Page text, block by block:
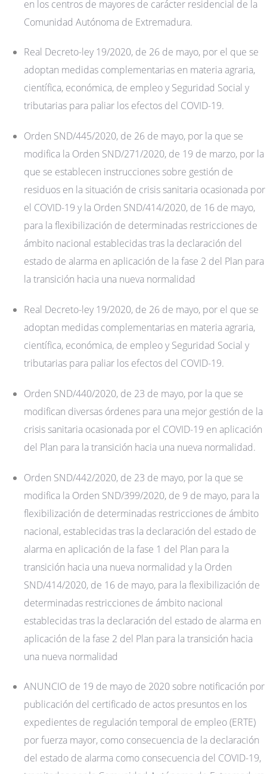
en los centros de mayores de carácter residencial de la
Comunidad Autónoma de Extremadura.
Real Decreto-ley 19/2020, de 26 de mayo, por el que se
adoptan medidas complementarias en materia agraria,
científica, económica, de empleo y Seguridad Social y
tributarias para paliar los efectos del COVID-19.
Orden SND/445/2020, de 26 de mayo, por la que se
modifica la Orden SND/271/2020, de 19 de marzo, por la
que se establecen instrucciones sobre gestión de
residuos en la situación de crisis sanitaria ocasionada por
el COVID-19 y la Orden SND/414/2020, de 16 de mayo,
para la flexibilización de determinadas restricciones de
ámbito nacional establecidas tras la declaración del
estado de alarma en aplicación de la fase 2 del Plan para
la transición hacia una nueva normalidad
Real Decreto-ley 19/2020, de 26 de mayo, por el que se
adoptan medidas complementarias en materia agraria,
científica, económica, de empleo y Seguridad Social y
tributarias para paliar los efectos del COVID-19.
Orden SND/440/2020, de 23 de mayo, por la que se
modifican diversas órdenes para una mejor gestión de la
crisis sanitaria ocasionada por el COVID-19 en aplicación
del Plan para la transición hacia una nueva normalidad.
Orden SND/442/2020, de 23 de mayo, por la que se
modifica la Orden SND/399/2020, de 9 de mayo, para la
flexibilización de determinadas restricciones de ámbito
nacional, establecidas tras la declaración del estado de
alarma en aplicación de la fase 1 del Plan para la
transición hacia una nueva normalidad y la Orden
SND/414/2020, de 16 de mayo, para la flexibilización de
determinadas restricciones de ámbito nacional
establecidas tras la declaración del estado de alarma en
aplicación de la fase 2 del Plan para la transición hacia
una nueva normalidad
ANUNCIO de 19 de mayo de 2020 sobre notificación por
publicación del certificado de actos presuntos en los
expedientes de regulación temporal de empleo (ERTE)
por fuerza mayor, como consecuencia de la declaración
del estado de alarma como consecuencia del COVID-19,